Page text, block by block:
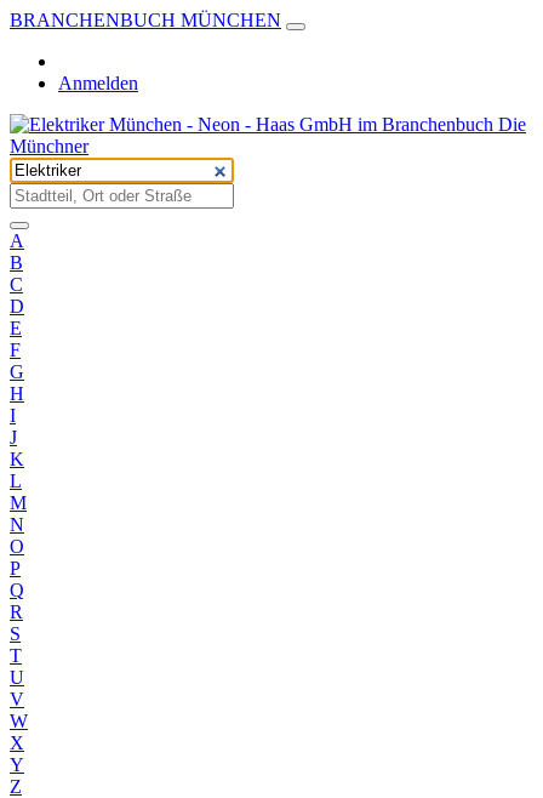
BRANCHENBUCH MÜNCHEN
Anmelden
A
B
C
D
E
F
G
H
I
J
K
L
M
N
O
P
Q
R
S
T
U
V
W
X
Y
Z